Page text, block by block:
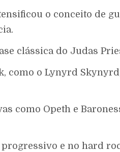
o conceito de
clássica do Judas
como o Lynyrd
como Opeth e
e no hard